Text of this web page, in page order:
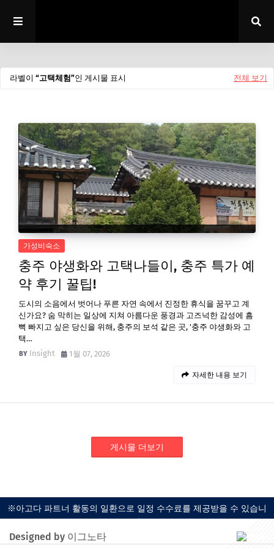
라벨이 고택체험 인 게시물 표시 전체 보기
가성비숙소
충주 야생화와 고택나들이, 충주 특가 예
약 후기 꿀팁!
도시의 소음에서 벗어나 푸른 자연 속에서 진정한 휴식을 꿈꾸고 계
신가요? 숨 막히는 일상에 지쳐 아름다운 풍경과 고즈넉한 감성에 흠
뻑 빠지고 싶은 당신을 위해, 충주의 보석 같은 곳, '충주 야생화와 고
택…
Insight
1월 07, 2026
자세한 내용 보기
게시물 더보기
※아고다 파트너 활동의 일환으로 일정 수수료를 제공받을 수 있습니
다.
Designed by 이그노타